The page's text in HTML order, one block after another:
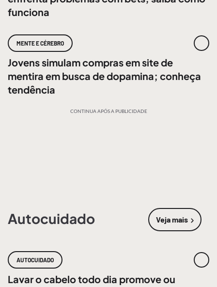
funciona
MENTE E CÉREBRO
Jovens simulam compras em site de
mentira em busca de dopamina; conheça
tendência
CONTINUA APÓS A PUBLICIDADE
Autocuidado Veja mais
sobre
AUTOCUIDADO
Lavar o cabelo todo dia promove ou